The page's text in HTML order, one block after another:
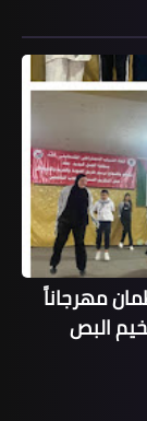
مهرجاناً
البص